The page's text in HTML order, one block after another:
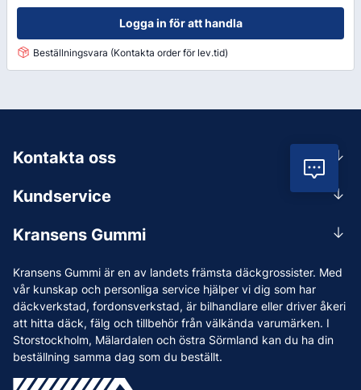
Logga in för att handla
Beställningsvara (Kontakta order för lev.tid)
Kransens Gummi är en av landets främsta däckgrossister. Med
vår kunskap och personliga service hjälper vi dig som har
däckverkstad, fordonsverkstad, är bilhandlare eller driver åkeri
att hitta däck, fälg och tillbehör från välkända varumärken. I
Storstockholm, Mälardalen och östra Sörmland kan du ha din
beställning samma dag som du beställt.
Kundservice
Leverans
Reklamation & återköp
Betalning & faktura
Köpvillkor
Vanliga frågor och svar
Kransens Gummi
Vi som jobbar på Kransens Gummi
Jobba hos oss
Nyheter
Tips & Råd
Kontakta oss
0156-409 00
Mån-Tors 07.30-16:30, Fre 07.30-15.00.
Lunchstängt 12:00-12:30